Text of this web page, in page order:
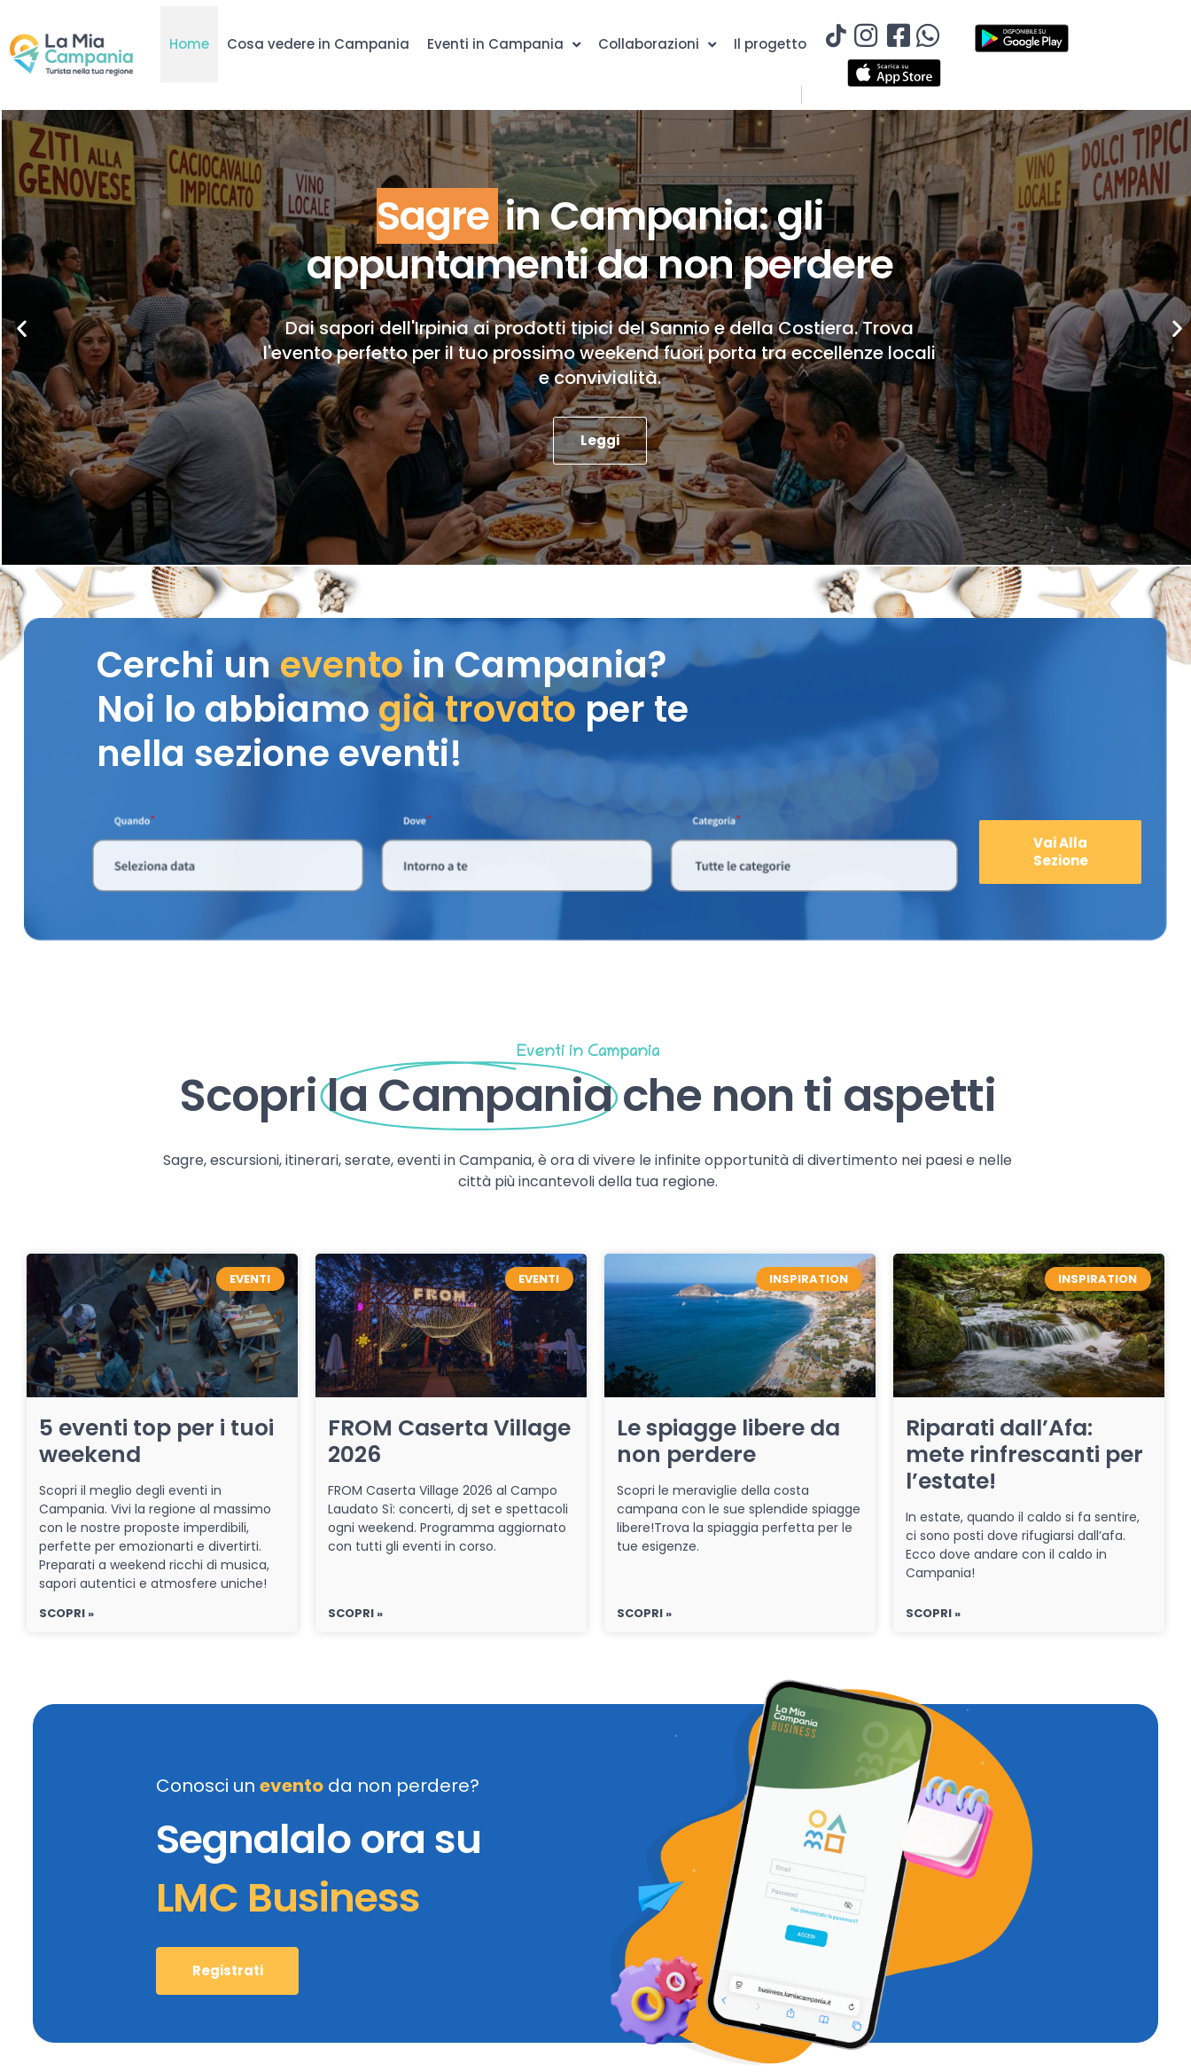
Home Cosa vedere in Campania Eventi in Campania Collaborazioni Il progetto
Sagre in Campania: gli
appuntamenti da non perdere
Dai sapori dell'Irpinia ai prodotti tipici del Sannio e della Costiera. Trova
l'evento perfetto per il tuo prossimo weekend fuori porta tra eccellenze locali
e convivialità.
Leggi
Cerchi uneventoin Campania?
Noi lo abbiamogià trovato per te
nella sezione eventi!
Vai Alla
Sezione
Eventi in Campania
Scoprila Campaniache non ti aspetti
Sagre, escursioni, itinerari, serate, eventi in Campania, è ora di vivere le infinite opportunità di divertimento nei paesi e nelle
città più incantevoli della tua regione.
EVENTI
5 eventi top per i tuoi
weekend
Scopri il meglio degli eventi in
Campania. Vivi la regione al massimo
con le nostre proposte imperdibili,
perfette per emozionarti e divertirti.
Preparati a weekend ricchi di musica,
sapori autentici e atmosfere uniche!
SCOPRI »
EVENTI
FROM Caserta Village
2026
FROM Caserta Village 2026 al Campo
Laudato Sì: concerti, dj set e spettacoli
ogni weekend. Programma aggiornato
con tutti gli eventi in corso.
SCOPRI »
INSPIRATION
Le spiagge libere da
non perdere
Scopri le meraviglie della costa
campana con le sue splendide spiagge
libere!Trova la spiaggia perfetta per le
tue esigenze.
SCOPRI »
INSPIRATION
Riparati dall’Afa:
mete rinfrescanti per
l’estate!
In estate, quando il caldo si fa sentire,
ci sono posti dove rifugiarsi dall’afa.
Ecco dove andare con il caldo in
Campania!
SCOPRI »
Conosci un evento da non perdere?
Segnalalo ora su
LMC Business
Registrati